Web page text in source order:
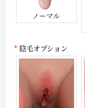
ノーマル
陰毛オプション